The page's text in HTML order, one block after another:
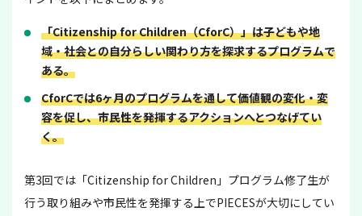
「Citizenship for Children（CforC）」は子どもや地
域・社会との自分らしい関わり方を探求するプログラムで
ある。
CforCでは6ヶ月のプログラムを通して価値観の変化・変
容を促し、市民性を発揮するアクションへとつなげてい
く。
第3回では「Citizenship for Children」プログラム修了生が
行う取り組みや市民性を発揮する上でPIECESが大切にしてい